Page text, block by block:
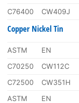
C76400
CW409J
Copper Nickel Tin
ASTM EN
C70250
CW112C
C72500
CW351H
ASTM
EN